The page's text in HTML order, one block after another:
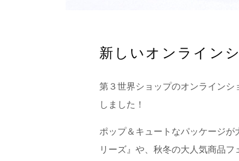
新しいオンライン
第３世界ショップのオンライン
しました！
ポップ＆キュートなパッケージ
リーズ』や、秋冬の大人気商品